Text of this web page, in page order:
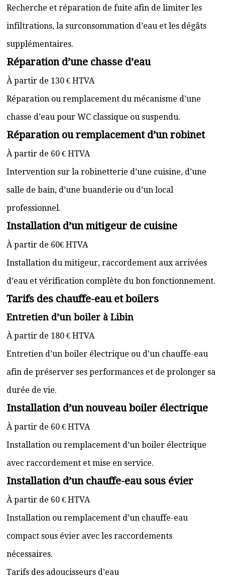
Recherche et réparation de fuite afin de limiter les
infiltrations, la surconsommation d’eau et les dégâts
supplémentaires.
Réparation d’une chasse d’eau
À partir de 130 € HTVA
Réparation ou remplacement du mécanisme d’une
chasse d’eau pour WC classique ou suspendu.
Réparation ou remplacement d’un robinet
À partir de 60 € HTVA
Intervention sur la robinetterie d’une cuisine, d’une
salle de bain, d’une buanderie ou d’un local
professionnel.
Installation d’un mitigeur de cuisine
À partir de 60€ HTVA
Installation du mitigeur, raccordement aux arrivées
d’eau et vérification complète du bon fonctionnement.
Tarifs des chauffe-eau et boilers
Entretien d’un boiler à Libin
À partir de 180 € HTVA
Entretien d’un boiler électrique ou d’un chauffe-eau
afin de préserver ses performances et de prolonger sa
durée de vie.
Installation d’un nouveau boiler électrique
À partir de 60 € HTVA
Installation ou remplacement d’un boiler électrique
avec raccordement et mise en service.
Installation d’un chauffe-eau sous évier
À partir de 60 € HTVA
Installation ou remplacement d’un chauffe-eau
compact sous évier avec les raccordements
nécessaires.
Tarifs des adoucisseurs d’eau